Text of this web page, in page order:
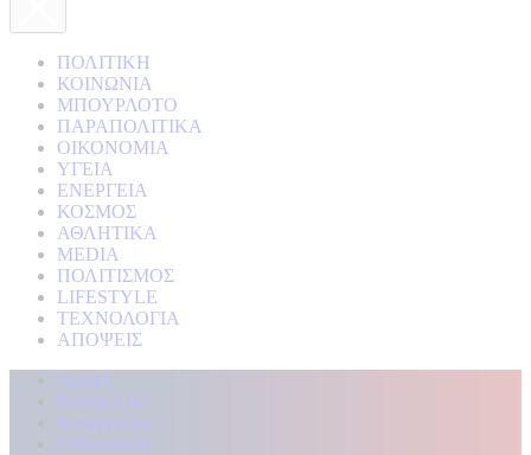
ΠΟΛΙΤΙΚΗ
ΚΟΙΝΩΝΙΑ
ΜΠΟΥΡΛΟΤΟ
ΠΑΡΑΠΟΛΙΤΙΚΑ
ΟΙΚΟΝΟΜΙΑ
ΥΓΕΙΑ
ΕΝΕΡΓΕΙΑ
ΚΟΣΜΟΣ
ΑΘΛΗΤΙΚΑ
MEDIA
ΠΟΛΙΤΙΣΜΟΣ
LIFESTYLE
ΤΕΧΝΟΛΟΓΙΑ
ΑΠΟΨΕΙΣ
Αρχική
Kontra Live
Καταγγελίες
Επικοινωνία